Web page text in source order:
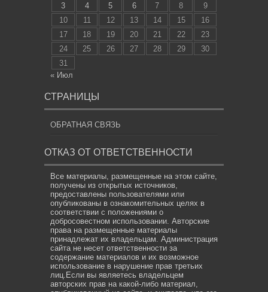
3
4 5 6 7 8
9
10
11 12 13 14 15
16
17
18 19 20 21 22
23
24
25 26 27 28 29
30
31
« Июл
СТРАНИЦЫ
ОБРАТНАЯ СВЯЗЬ
ОТКАЗ ОТ ОТВЕТСТВЕННОСТИ
Все материалы, размещенные на этом сайте,
получены из открытых источников,
предоставлены пользователями или
опубликованы в ознакомительных целях в
соответствии с положениями о
добросовестном использовании. Авторские
права на размещенные материалы
принадлежат их владельцам. Администрация
сайта не несет ответственности за
содержание материалов и их возможное
использование в нарушение прав третьих
лиц.Если вы являетесь владельцем
авторских прав на какой-либо материал,